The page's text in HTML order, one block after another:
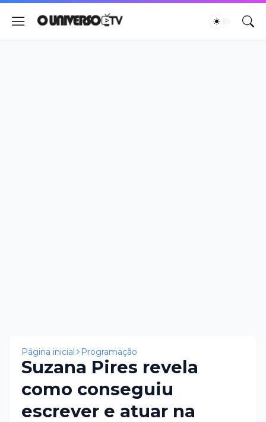
Página inicial Programação
Suzana Pires revela
como conseguiu
escrever e atuar na